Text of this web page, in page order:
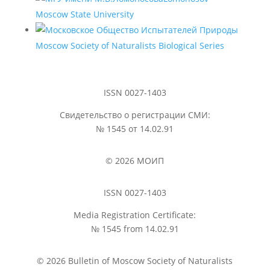
Moscow State University
Moscow Society of Naturalists Biological Series
ISSN 0027-1403
Свидетельство о регистрации СМИ:
№ 1545 от 14.02.91
© 2026 МОИП
ISSN 0027-1403
Media Registration Certificate:
№ 1545 from 14.02.91
© 2026 Bulletin of Moscow Society of Naturalists